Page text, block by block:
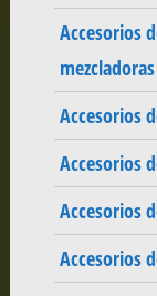
Accesorios
mezcladoras
Accesorios
Accesorios
Accesorios
Accesorios